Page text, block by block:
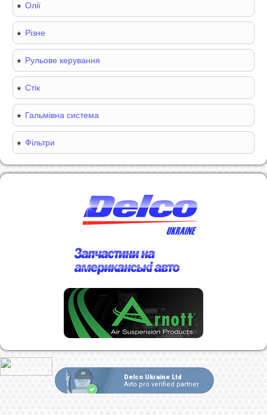
Олії
Різне
Рульове керування
Стік
Гальмівна система
Фільтри
Delco Ukraine Ltd
Avto.pro verified partner